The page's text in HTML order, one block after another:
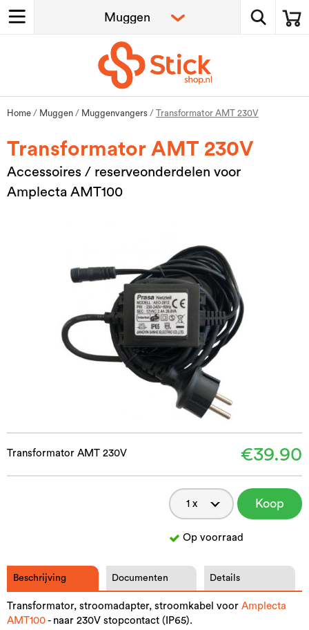
Home / Muggen / Muggenvangers / Transformator AMT 230V
Transformator AMT 230V
Accessoires / reserveonderdelen voor
Amplecta AMT100
Transformator AMT 230V €39.90
Koop
Op voorraad
Beschrijving Documenten Details
Transformator, stroomadapter, stroomkabel voor Amplecta
AMT100 - naar 230V stopcontact (IP65).